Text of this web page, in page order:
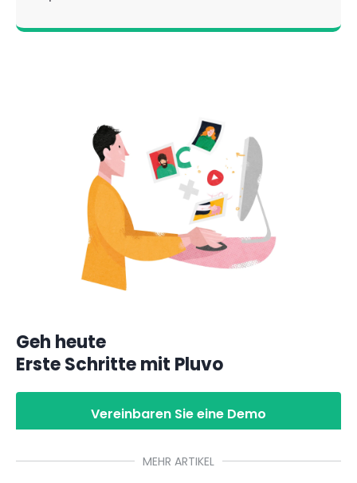
Geh heute
Erste Schritte mit Pluvo
Vereinbaren Sie eine Demo
MEHR ARTIKEL